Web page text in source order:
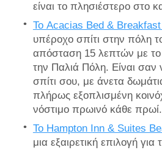
είναι το πλησιέστερο στο
Το Acacias Bed &
υπέροχο σπίτι στην πόλη
απόσταση 15 λεπτών με το
την Παλιά Πόλη. Είναι σαν
σπίτι σου, με άνετα
πλήρως εξοπλισμένη
νόστιμο πρωινό κάθε πρωί.
Το Hampton Inn & Suites
μια εξαιρετική επιλογή για